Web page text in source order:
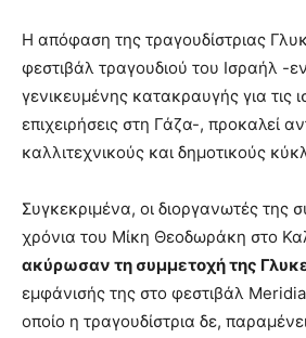
Η απόφαση της τραγουδίστριας
φεστιβάλ τραγουδιού του Ισραήλ -
γενικευμένης κατακραυγής για τις
επιχειρήσεις στη Γάζα-, προκαλεί
καλλιτεχνικούς και δημοτικούς
Συγκεκριμένα, οι διοργανωτές της
χρόνια του Μίκη Θεοδωράκη στο
ακύρωσαν τη συμμετοχή της
εμφάνισής της στο φεστιβάλ
οποίο η τραγουδίστρια δε,